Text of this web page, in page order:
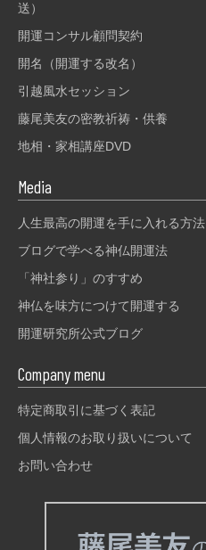
送）
開運コンサル顧問契約
開名（開運する改名）
引越風水セッション
藤尾美友の密教祈祷・供養
地相・家相講座DVD
Media
人生最高の開運を手に入れる方法
ブログで学べる神仏開運法
「神社参り」のすすめ
神仏を味方につけて開運する
開運研究所公式ブログ
Company menu
特定商取引に基づく表記
個人情報のお取り扱いについて
お問い合わせ